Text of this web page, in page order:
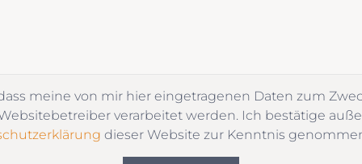
meine von mir hier eingetragenen Daten zum
verarbeitet werden. Ich bestätige
dieser Website zur Kenntnis